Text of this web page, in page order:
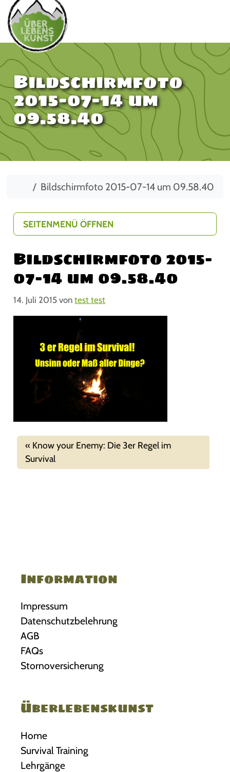
Bildschirmfoto
2015-07-14 um
09.58.40
StartBildschirmfoto 2015-07-14 um 09.58.40
Bildschirmfoto 2015-
07-14 um 09.58.40
14. Juli 2015 vontest test
Know your Enemy: Die 3er Regel im
Survival
SEITENMENÜ ÖFFNEN
Information
Impressum
Datenschutzbelehrung
AGB
FAQs
Stornoversicherung
Überlebenskunst
Home
Survival Training
Lehrgänge